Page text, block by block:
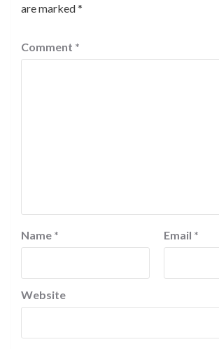
are marked*
Comment *
Name * Email *
Website